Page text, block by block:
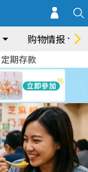
购物情报
定期存款